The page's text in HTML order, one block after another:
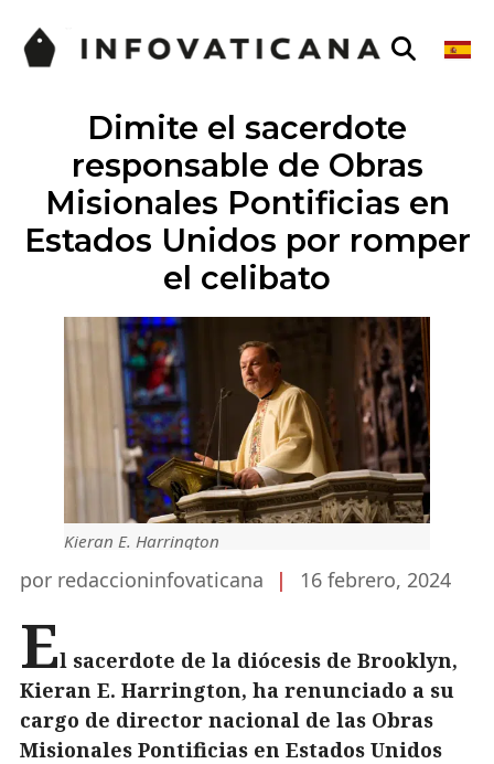
Dimite el sacerdote
responsable de Obras
Misionales Pontificias en
Estados Unidos por romper
el celibato
Kieran E. Harrington
por redaccioninfovaticana | 16 febrero, 2024
El sacerdote de la diócesis de Brooklyn,
Kieran E. Harrington, ha renunciado a su
cargo de director nacional de las Obras
Misionales Pontificias en Estados Unidos